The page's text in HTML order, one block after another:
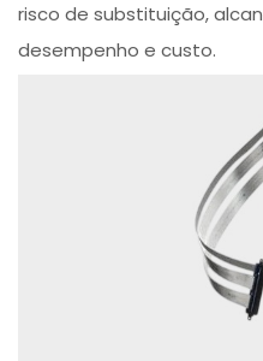
risco de substituição,
desempenho e custo.